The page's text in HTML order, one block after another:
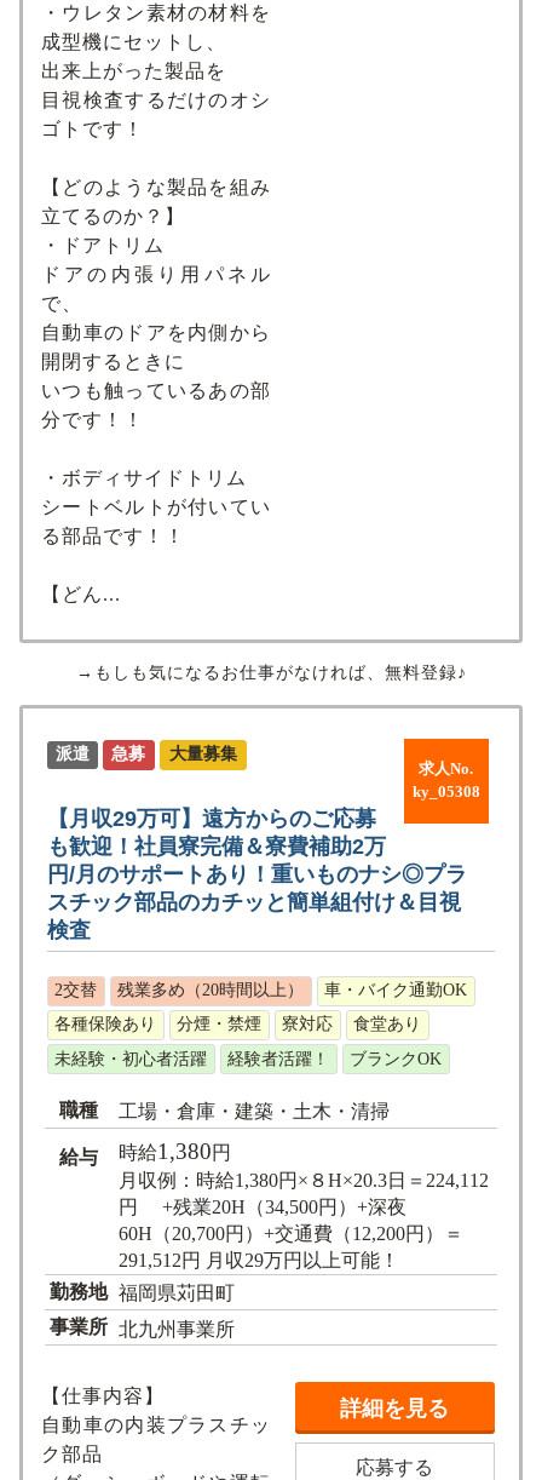
・ウレタン素材の材料を
成型機にセットし、
出来上がった製品を
目視検査するだけのオシ
ゴトです！
【どのような製品を組み
立てるのか？】
・ドアトリム
ドアの内張り用パネル
で、
自動車のドアを内側から
開閉するときに
いつも触っているあの部
分です！！
・ボディサイドトリム
シートベルトが付いてい
る部品です！！
【どん...
→もしも気になるお仕事がなければ、無料登録♪
求人No.
ky_05308
派遣 急募 大量募集
【月収29万可】遠方からのご応募
も歓迎！社員寮完備＆寮費補助2万
円/月のサポートあり！重いものナシ◎プラ
スチック部品のカチッと簡単組付け＆目視
検査
2交替 残業多め（20時間以上）
車・バイク通勤OK
各種保険あり
分煙・禁煙 寮対応
食堂あり
未経験・初心者活躍
経験者活躍！ ブランクOK
職種 工場・倉庫・建築・土木・清掃
給与 時給1,380円
月収例：時給1,380円×８H×20.3日＝224,112
円 +残業20H（34,500円）+深夜
60H（20,700円）+交通費（12,200円）＝
291,512円 月収29万円以上可能！
勤務地 福岡県苅田町
事業所 北九州事業所
【仕事内容】
自動車の内装プラスチッ
ク部品
詳細を見る
応募する